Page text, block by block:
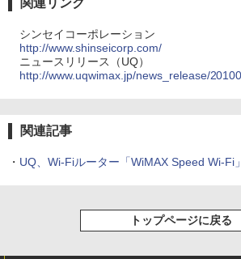
関連リンク
シンセイコーポレーション
http://www.shinseicorp.com/
ニュースリリース（UQ）
http://www.uqwimax.jp/news_release/
関連記事
・ UQ、Wi-Fiルーター「WiMAX Speed Wi-Fi
トップページに戻る